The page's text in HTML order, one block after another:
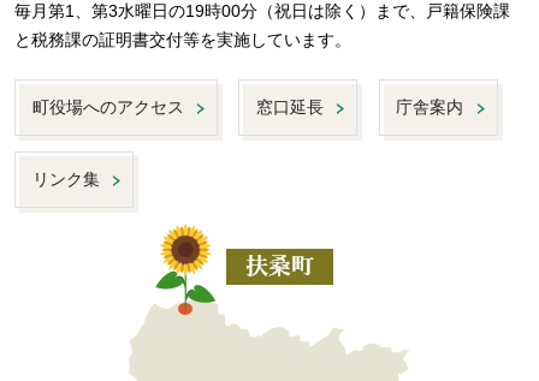
毎月第1、第3水曜日の19時00分（祝日は除く）まで、戸籍保険課
と税務課の証明書交付等を実施しています。
町役場へのアクセス 窓口延長 庁舎案内
リンク集